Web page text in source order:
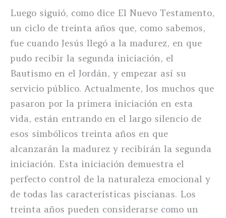
Luego siguió, como dice El Nuevo Testamento,
un ciclo de treinta años que, como sabemos,
fue cuando Jesús llegó a la madurez, en que
pudo recibir la segunda iniciación, el
Bautismo en el Jordán, y empezar así su
servicio público. Actualmente, los muchos que
pasaron por la primera iniciación en esta
vida, están entrando en el largo silencio de
esos simbólicos treinta años en que
alcanzarán la madurez y recibirán la segunda
iniciación. Esta iniciación demuestra el
perfecto control de la naturaleza emocional y
de todas las características piscianas. Los
treinta años pueden considerarse como un